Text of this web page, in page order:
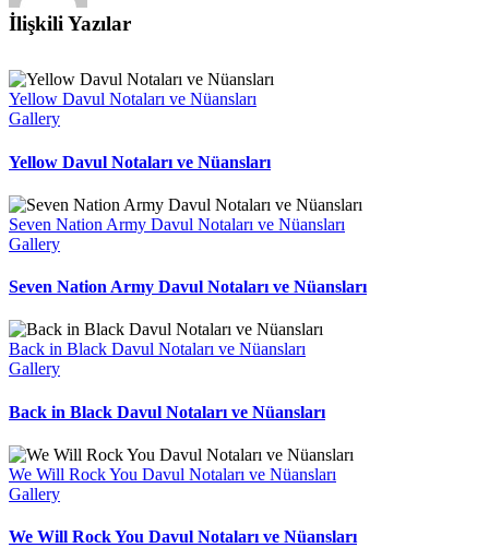
İlişkili Yazılar
Yellow Davul Notaları ve Nüansları
Gallery
Yellow Davul Notaları ve Nüansları
Seven Nation Army Davul Notaları ve Nüansları
Gallery
Seven Nation Army Davul Notaları ve Nüansları
Back in Black Davul Notaları ve Nüansları
Gallery
Back in Black Davul Notaları ve Nüansları
We Will Rock You Davul Notaları ve Nüansları
Gallery
We Will Rock You Davul Notaları ve Nüansları